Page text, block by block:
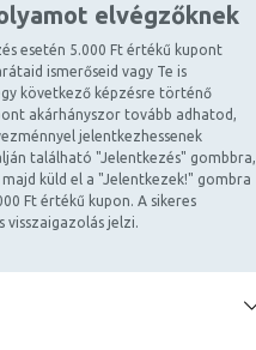
elvégzőknek
esetén 5.000 Ft értékű kupont
ismerőseid vagy Te is
következő képzésre történő
akárhányszor tovább adhatod,
jelentkezhessenek
található "Jelentkezés" gombbra,
küld el a "Jelentkezek!" gombra
Ft értékű kupon. A sikeres
jelzi.